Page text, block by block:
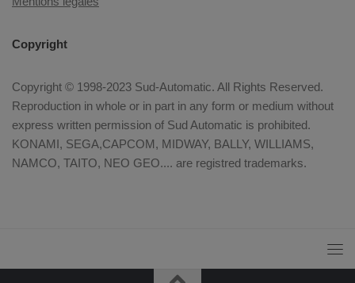
Copyright
Copyright © 1998-2023 Sud-Automatic. All Rights Reserved.
Reproduction in whole or in part in any form or medium without
express written permission of Sud Automatic is prohibited.
KONAMI, SEGA,CAPCOM, MIDWAY, BALLY, WILLIAMS,
NAMCO, TAITO, NEO GEO.... are registred trademarks.